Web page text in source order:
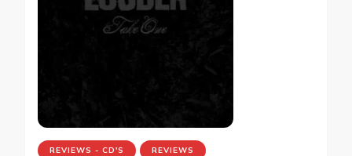
REVIEWS - CD'S REVIEWS